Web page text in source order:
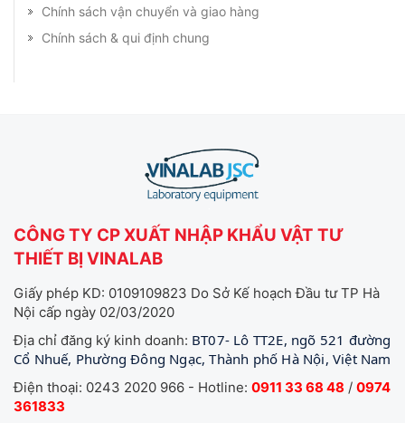
Chính sách vận chuyển và giao hàng
Chính sách & qui định chung
CÔNG TY CP XUẤT NHẬP KHẨU VẬT TƯ
THIẾT BỊ VINALAB
Giấy phép KD: 0109109823 Do Sở Kế hoạch Đầu tư TP Hà
Nội cấp ngày 02/03/2020
Địa chỉ đăng ký kinh doanh: BT07- Lô TT2E, ngõ 521 đường
Cổ Nhuế, Phường Đông Ngạc, Thành phố Hà Nội, Việt Nam
Điện thoại: 0243 2020 966 - Hotline: 0911 33 68 48 / 0974
361833